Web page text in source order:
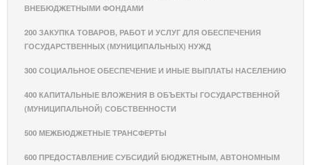
ВНЕБЮДЖЕТНЫМИ ФОНДАМИ
200 ЗАКУПКА ТОВАРОВ, РАБОТ И УСЛУГ ДЛЯ ОБЕСПЕЧЕНИЯ
ГОСУДАРСТВЕННЫХ (МУНИЦИПАЛЬНЫХ) НУЖД
300 СОЦИАЛЬНОЕ ОБЕСПЕЧЕНИЕ И ИНЫЕ ВЫПЛАТЫ НАСЕЛЕНИЮ
400 КАПИТАЛЬНЫЕ ВЛОЖЕНИЯ В ОБЪЕКТЫ ГОСУДАРСТВЕННОЙ
(МУНИЦИПАЛЬНОЙ) СОБСТВЕННОСТИ
500 МЕЖБЮДЖЕТНЫЕ ТРАНСФЕРТЫ
600 ПРЕДОСТАВЛЕНИЕ СУБСИДИЙ БЮДЖЕТНЫМ, АВТОНОМНЫМ